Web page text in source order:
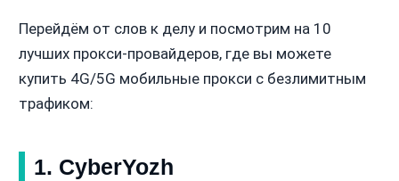
Перейдём от слов к делу и посмотрим на 10
лучших прокси-провайдеров, где вы можете
купить 4G/5G мобильные прокси с безлимитным
трафиком:
1. CyberYozh